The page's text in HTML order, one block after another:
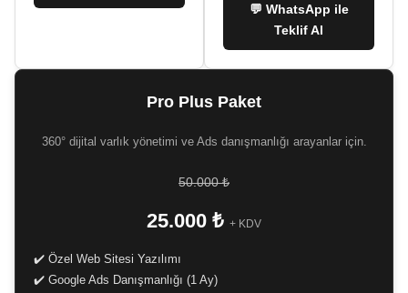
💬 WhatsApp ile
Teklif Al
Pro Plus Paket
360° dijital varlık yönetimi ve Ads danışmanlığı arayanlar için.
50.000 ₺
25.000 ₺ + KDV
✔️ Özel Web Sitesi Yazılımı
✔️ Google Ads Danışmanlığı (1 Ay)